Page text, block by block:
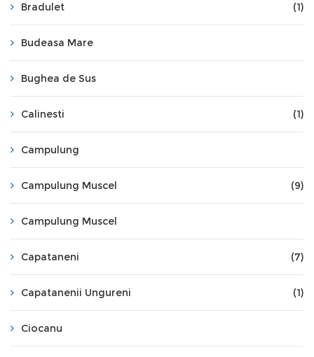
Bradulet (1)
Budeasa Mare
Bughea de Sus
Calinesti (1)
Campulung
Campulung Muscel (9)
Campulung Muscel
Capataneni (7)
Capatanenii Ungureni (1)
Ciocanu